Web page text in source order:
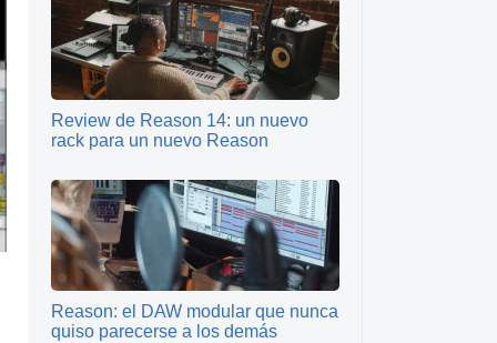
Review de Reason 14: un nuevo
rack para un nuevo Reason
Reason: el DAW modular que nunca
quiso parecerse a los demás